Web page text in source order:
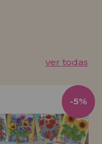
ver todas
-5%